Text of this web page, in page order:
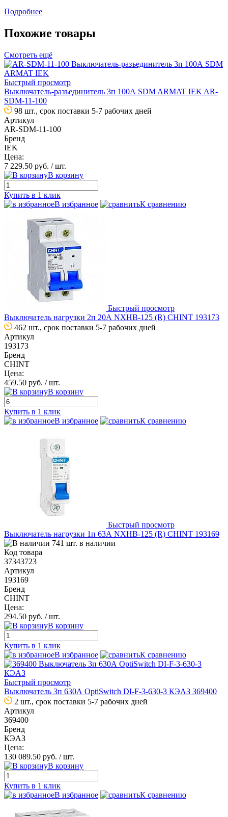
Подробнее
Похожие товары
Смотреть ещё
Быстрый просмотр
Выключатель-разъединитель 3п 100А SDM ARMAT IEK AR-
SDM-11-100
98 шт., срок поставки 5-7 рабочих дней
Артикул
AR-SDM-11-100
Бренд
IEK
Цена:
7 229.50 руб. / шт.
В корзину
Купить в 1 клик
В избранное
К сравнению
Быстрый просмотр
Выключатель нагрузки 2п 20А NXHB-125 (R) CHINT 193173
462 шт., срок поставки 5-7 рабочих дней
Артикул
193173
Бренд
CHINT
Цена:
459.50 руб. / шт.
В корзину
Купить в 1 клик
В избранное
К сравнению
Быстрый просмотр
Выключатель нагрузки 1п 63А NXHB-125 (R) CHINT 193169
741 шт. в наличии
Код товара
37343723
Артикул
193169
Бренд
CHINT
Цена:
294.50 руб. / шт.
В корзину
Купить в 1 клик
В избранное
К сравнению
Быстрый просмотр
Выключатель 3п 630А OptiSwitch DI-F-3-630-3 КЭАЗ 369400
2 шт., срок поставки 5-7 рабочих дней
Артикул
369400
Бренд
КЭАЗ
Цена:
130 089.50 руб. / шт.
В корзину
Купить в 1 клик
В избранное
К сравнению